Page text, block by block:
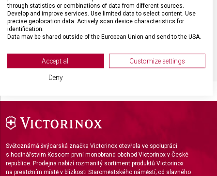
MATERIÁL Ocel
Světoznámá švýcarská značka Victorinox otevřela ve spolupráci
s hodinářstvím Koscom první monobrand obchod Victorinox v České
republice. Prodejna nabízí rozmanitý sortiment produktů Victorinox
na prestižním místě v blízkosti Staroměstského náměstí; od slavného
through statistics or combinations of data from different sources.
Develop and improve services. Use limited data to select content. Use
precise geolocation data. Actively scan device characteristics for
identification.
Data may be shared outside of the European Union and send to the USA.
View Partner List (2 IAB Vendors)
We use your data for the following purposes:
Store and/or access information on a device
Use limited data to select advertising
Use profiles to select personalised
advertising
Accept all Customize settings
Deny